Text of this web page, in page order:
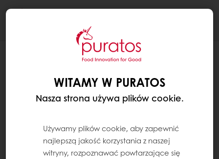
WITAMY W PURATOS
Nasza strona używa plików cookie.
Używamy plików cookie, aby zapewnić
najlepszą jakość korzystania z naszej
witryny, rozpoznawać powtarzające się